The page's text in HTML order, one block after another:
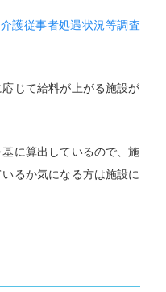
護従事者処遇状況等調査
じて給料が上がる施設が
に算出しているので、施
るか気になる方は施設に